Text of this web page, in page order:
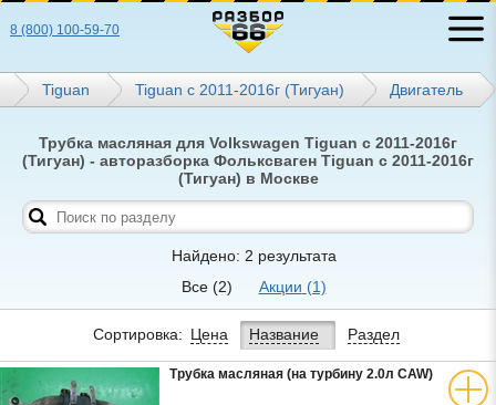
8 (800) 100-59-70
Tiguan Tiguan с 2011-2016г (Тигуан) Двигатель
Трубка масляная для Volkswagen Tiguan с 2011-2016г
(Тигуан) - авторазборка Фольксваген Tiguan с 2011-2016г
(Тигуан) в Москве
Найдено: 2 результата
Все (2) Акции (1)
Сортировка: Цена Название Раздел
Трубка масляная (на турбину 2.0л CAW)